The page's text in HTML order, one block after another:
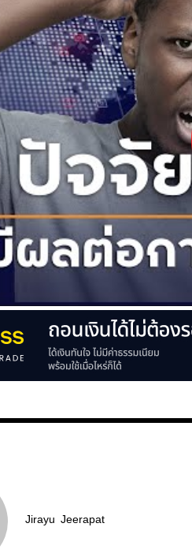
Jirayu Jeerapat